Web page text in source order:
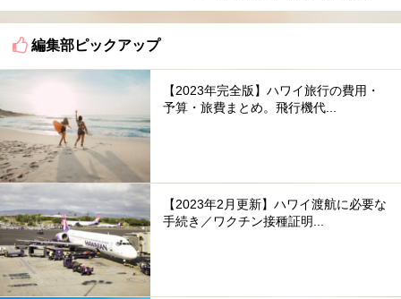
編集部ピックアップ
【2023年完全版】ハワイ旅行の費用・
予算・旅費まとめ。飛行機代...
【2023年2月更新】ハワイ渡航に必要な
手続き／ワクチン接種証明...